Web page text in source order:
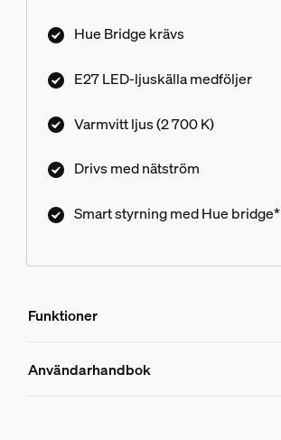
Hue Bridge krävs
E27 LED-ljuskälla medföljer
Varmvitt ljus (2 700 K)
Drivs med nätström
Smart styrning med Hue bridge*
Funktioner
Funktioner
Användarhandbok